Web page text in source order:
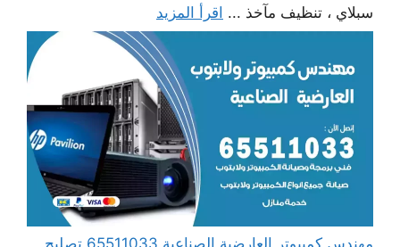
سبلاي ، تنظيف مآخذ ... اقرأ المزيد
مهندس كمبيوتر العارضية الصناعية 65511033 تصليح